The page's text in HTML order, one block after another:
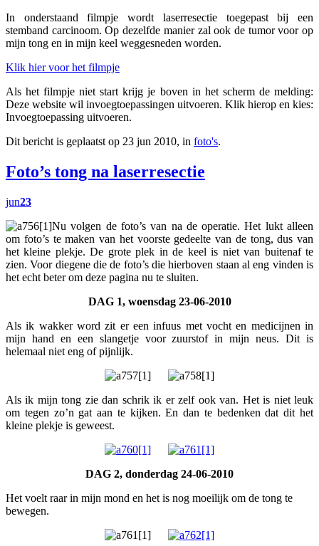
In onderstaand filmpje wordt laserresectie toegepast bij een
stemband carcinoom. Op dezelfde manier zal ook de tumor voor op
mijn tong en in mijn keel weggesneden worden.
Klik hier voor het filmpje
Als het filmpje niet start krijg je boven in het scherm de melding:
Deze website wil invoegtoepassingen uitvoeren. Klik hierop en kies:
Invoegtoepassing uitvoeren.
Dit bericht is geplaatst op 23 jun 2010, in foto's.
Foto’s tong na laserresectie
jun23
Nu volgen de foto’s van na de operatie. Het lukt alleen
om foto’s te maken van het voorste gedeelte van de tong, dus van
het kleine plekje. De grote plek in de keel is niet van buitenaf te
zien. Voor diegene die de foto’s die hierboven staan al eng vinden is
het echt beter om deze pagina nu te sluiten.
DAG 1, woensdag 23-06-2010
Als ik wakker word zit er een infuus met vocht en medicijnen in
mijn hand en een slangetje voor zuurstof in mijn neus. Dit is
helemaal niet eng of pijnlijk.
Als ik mijn tong zie dan schrik ik er zelf ook van. Het is niet leuk
om tegen zo’n gat aan te kijken. En dan te bedenken dat dit het
kleine plekje is geweest.
DAG 2, donderdag 24-06-2010
Het voelt raar in mijn mond en het is nog moeilijk om de tong te
bewegen.